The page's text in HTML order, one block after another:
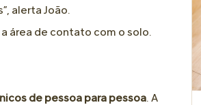
alerta João.
área de contato com o solo.
de pessoa para pessoa. A